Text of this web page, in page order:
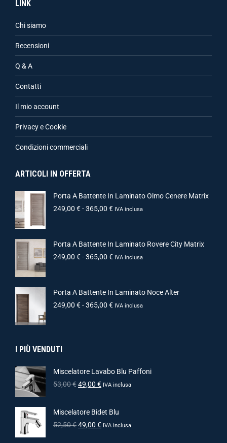
LINK
Chi siamo
Recensioni
Q & A
Contatti
Il mio account
Privacy e Cookie
Condizioni commerciali
ARTICOLI IN OFFERTA
Porta A Battente In Laminato Olmo Cenere Matrix
249,00 €-365,00 € IVA inclusa
Porta A Battente In Laminato Rovere City Matrix
249,00 €-365,00 € IVA inclusa
Porta A Battente In Laminato Noce Alter
249,00 €-365,00 € IVA inclusa
I PIÙ VENDUTI
Miscelatore Lavabo Blu Paffoni
53,00€49,00 € IVA inclusa
Miscelatore Bidet Blu
52,50€49,00 € IVA inclusa